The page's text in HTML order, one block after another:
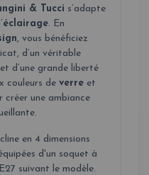
& Tucci s’adapte
éclairage. En
, vous bénéficiez
d’un véritable
et d’une grande liberté
couleurs de verre et
créer une ambiance
en 4 dimensions
d'un soquet à
suivant le modèle.